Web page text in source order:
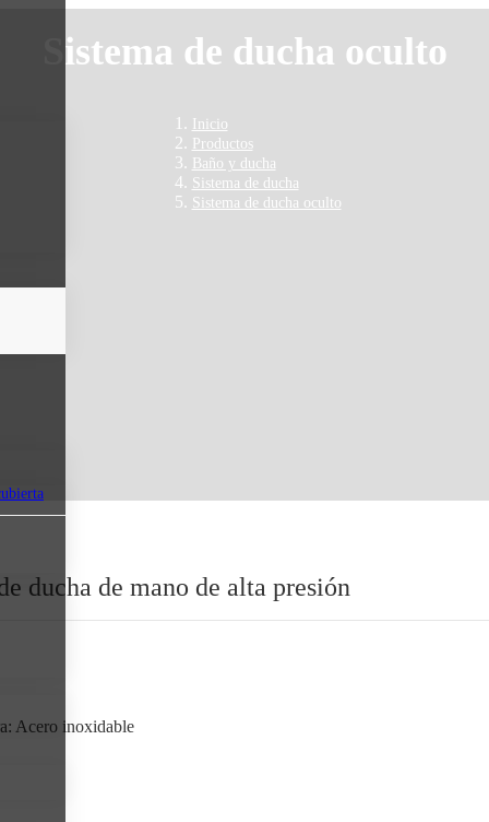
Sistema de ducha oculto
Inicio
Productos
Baño y ducha
Sistema de ducha
Sistema de ducha oculto
ducha de mano de alta presión
Acero inoxidable